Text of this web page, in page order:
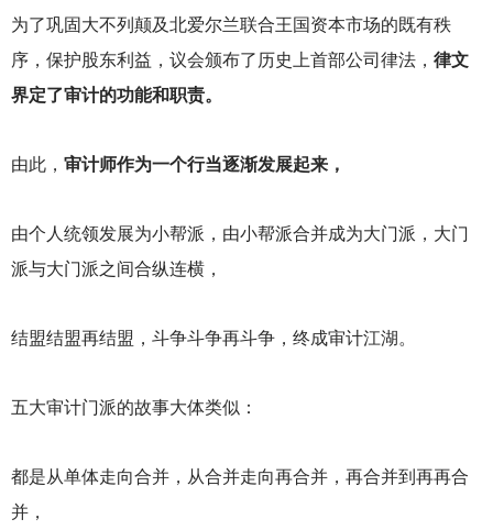
为了巩固大不列颠及北爱尔兰联合王国资本市场的既有秩
序，保护股东利益，议会颁布了历史上首部公司律法， 律文
界定了审计的功能和职责。
由此， 审计师作为一个行当逐渐发展起来，
由个人统领发展为小帮派，由小帮派合并成为大门派，大门
派与大门派之间合纵连横，
结盟结盟再结盟，斗争斗争再斗争，终成审计江湖。
五大审计门派的故事大体类似：
都是从单体走向合并，从合并走向再合并，再合并到再再合
并，